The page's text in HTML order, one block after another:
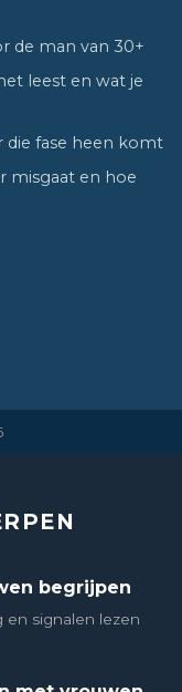
de man van 30+
leest en wat je
die fase heen komt
misgaat en hoe
begrijpen
en signalen lezen